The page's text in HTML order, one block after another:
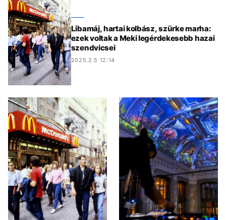
Libamáj, hartai kolbász, szürke marha:
ezek voltak a Meki legérdekesebb hazai
szendvicsei
2025.2.5 12:14